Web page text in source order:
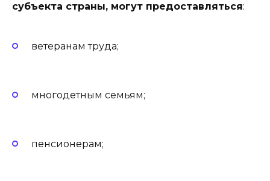
субъекта страны, могут предоставляться:
ветеранам труда;
многодетным семьям;
пенсионерам;